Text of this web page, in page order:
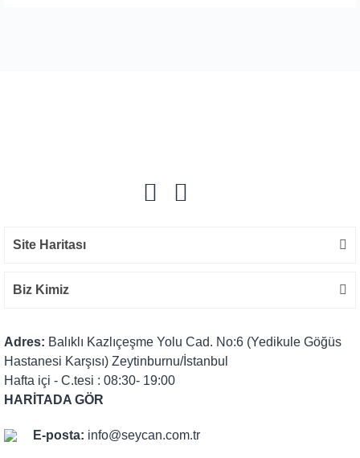
Site Haritası
Biz Kimiz
Adres: Balıklı Kazlıçeşme Yolu Cad. No:6 (Yedikule Göğüs
Hastanesi Karşısı) Zeytinburnu/İstanbul
Hafta içi - C.tesi : 08:30- 19:00
HARİTADA GÖR
E-posta: info@seycan.com.tr